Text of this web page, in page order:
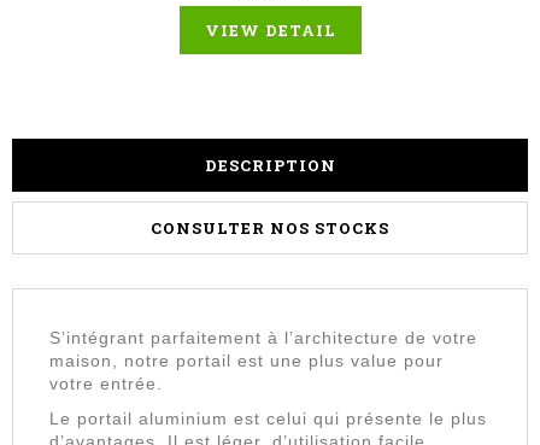
VIEW DETAIL
DESCRIPTION
CONSULTER NOS STOCKS
S’intégrant parfaitement à l’architecture de votre
maison, notre portail est une plus value pour
votre entrée.
Le portail aluminium est celui qui présente le plus